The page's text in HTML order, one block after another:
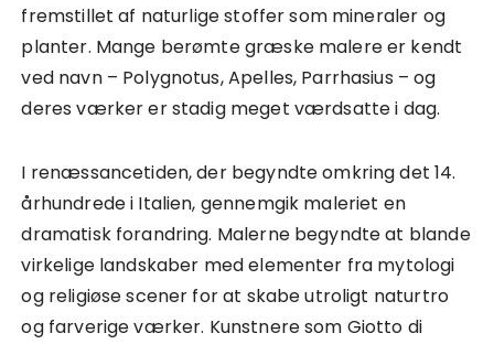
fremstillet af naturlige stoffer som mineraler og
planter. Mange berømte græske malere er kendt
ved navn – Polygnotus, Apelles, Parrhasius – og
deres værker er stadig meget værdsatte i dag.
I renæssancetiden, der begyndte omkring det 14.
århundrede i Italien, gennemgik maleriet en
dramatisk forandring. Malerne begyndte at blande
virkelige landskaber med elementer fra mytologi
og religiøse scener for at skabe utroligt naturtro
og farverige værker. Kunstnere som Giotto di